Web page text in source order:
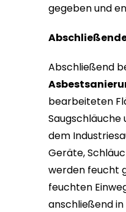
gegeben und
Abschließend
bearbeiteten
dem
Geräte,
werden feucht
feuchten
anschließend